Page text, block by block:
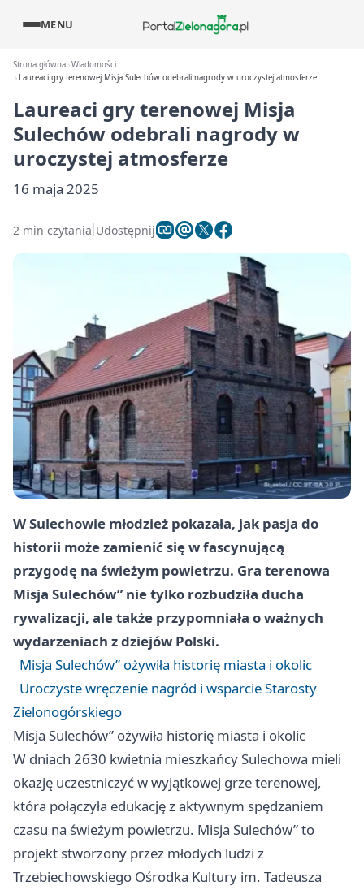
MENU
Strona główna Wiadomości
Laureaci gry terenowej Misja Sulechów odebrali nagrody w uroczystej atmosferze
Laureaci gry terenowej Misja
Sulechów odebrali nagrody w
uroczystej atmosferze
16 maja 2025
2 min czytania Udostępnij
W Sulechowie młodzież pokazała, jak pasja do
historii może zamienić się w fascynującą
przygodę na świeżym powietrzu. Gra terenowa
Misja Sulechów” nie tylko rozbudziła ducha
rywalizacji, ale także przypomniała o ważnych
wydarzeniach z dziejów Polski.
Misja Sulechów” ożywiła historię miasta i okolic
Uroczyste wręczenie nagród i wsparcie Starosty
Zielonogórskiego
Misja Sulechów” ożywiła historię miasta i okolic
W dniach 2630 kwietnia mieszkańcy Sulechowa mieli
okazję uczestniczyć w wyjątkowej grze terenowej,
która połączyła edukację z aktywnym spędzaniem
czasu na świeżym powietrzu. Misja Sulechów” to
projekt stworzony przez młodych ludzi z
Trzebiechowskiego Ośrodka Kultury im. Tadeusza